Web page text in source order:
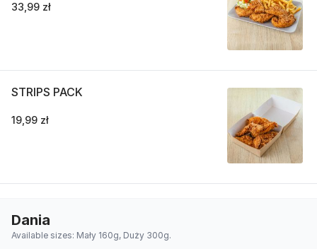
33,99 zł
STRIPS PACK
19,99 zł
Dania
Available sizes: Mały 160g, Duży 300g.